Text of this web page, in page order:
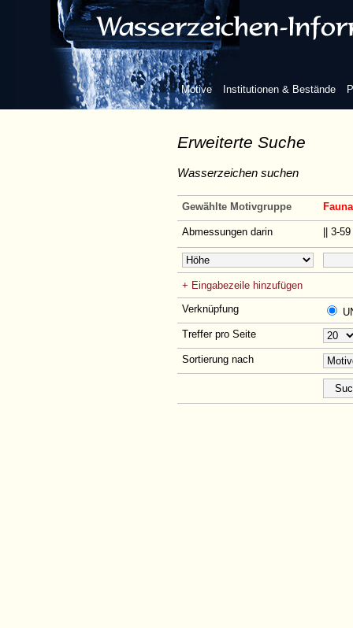
Motive Institutionen & Bestände
Erweiterte Suche
Wasserzeichen suchen
Gewählte Motivgruppe
Abmessungen darin || 3-
+ Eingabezeile hinzufügen
Verknüpfung
Treffer pro Seite
Sortierung nach